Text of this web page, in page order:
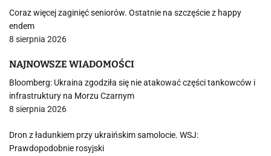
Coraz więcej zaginięć seniorów. Ostatnie na szczęście z happy
endem
8 sierpnia 2026
NAJNOWSZE WIADOMOŚCI
Bloomberg: Ukraina zgodziła się nie atakować części tankowców i
infrastruktury na Morzu Czarnym
8 sierpnia 2026
Dron z ładunkiem przy ukraińskim samolocie. WSJ:
Prawdopodobnie rosyjski